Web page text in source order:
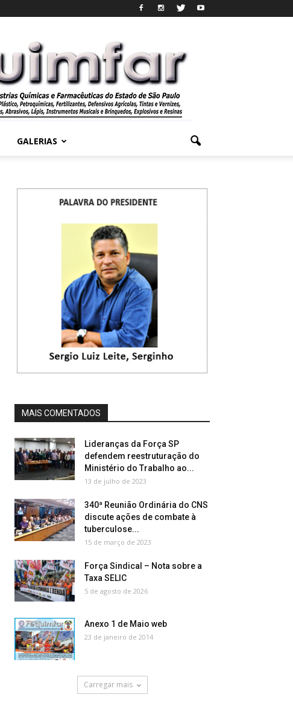
GALERIAS
MAIS COMENTADOS
Lideranças da Força SP
defendem reestruturação do
Ministério do Trabalho ao...
13 de julho de 2023
340ª Reunião Ordinária do CNS
discute ações de combate à
tuberculose...
15 de março de 2023
Força Sindical – Nota sobre a
Taxa SELIC
5 de agosto de 2026
Anexo 1 de Maio web
23 de janeiro de 2014
Carregar mais